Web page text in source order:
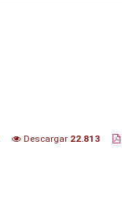
Descargar 22.813